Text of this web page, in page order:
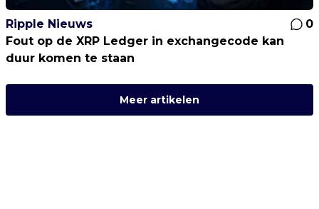
Ripple Nieuws
0
Fout op de XRP Ledger in exchangecode kan
duur komen te staan
Meer artikelen